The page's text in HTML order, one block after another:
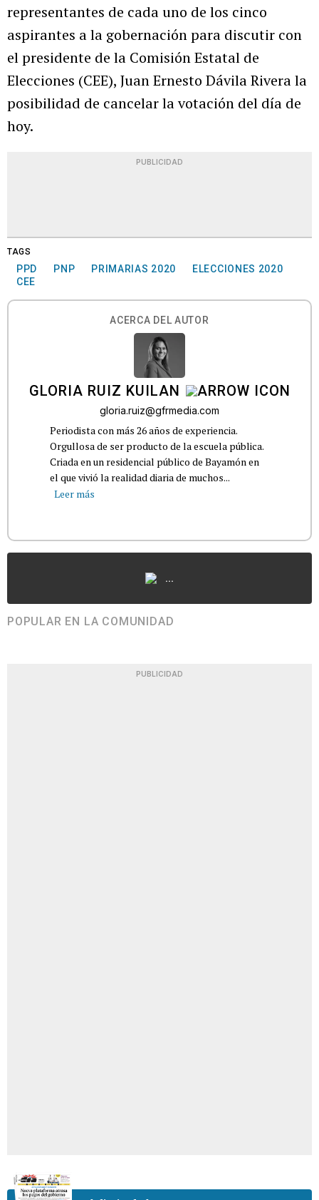
representantes de cada uno de los cinco
aspirantes a la gobernación para discutir con
el presidente de la Comisión Estatal de
Elecciones (CEE), Juan Ernesto Dávila Rivera la
posibilidad de cancelar la votación del día de
hoy.
PUBLICIDAD
TAGS
PPD PNP PRIMARIAS 2020
ELECCIONES 2020
CEE
ACERCA DEL AUTOR
GLORIA RUIZ KUILAN
gloria.ruiz@gfrmedia.com
Periodista con más 26 años de experiencia.
Orgullosa de ser producto de la escuela pública.
Criada en un residencial público de Bayamón en
el que vivió la realidad diaria de muchos...
Leer más
...
POPULAR EN LA COMUNIDAD
PUBLICIDAD